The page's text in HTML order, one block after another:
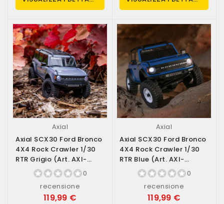
Axial
Axial SCX30 Ford Bronco
4X4 Rock Crawler 1/30
RTR Grigio (art. AXI-
2048T2)
0
recensione
119,99 €
Axial
Axial SCX30 Ford Bronco
4X4 Rock Crawler 1/30
RTR Blue (art. AXI-
2048T1)
0
recensione
119,99 €